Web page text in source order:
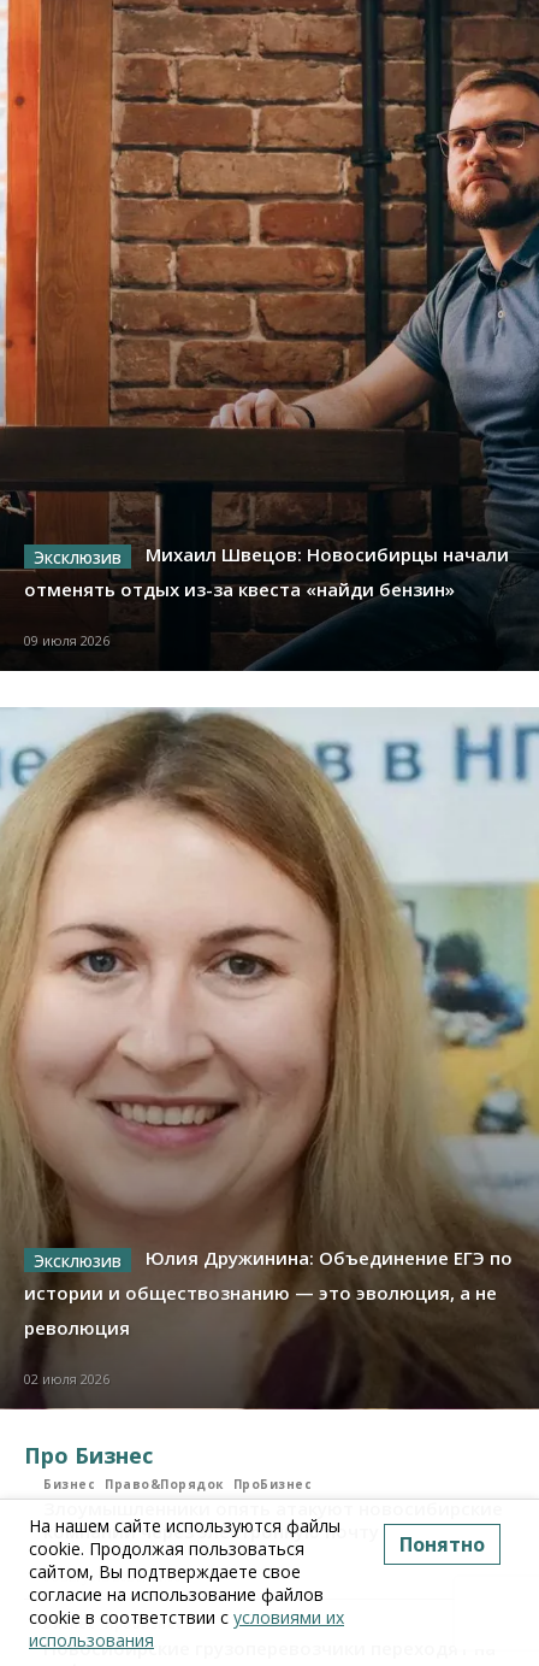
Михаил Швецов: Новосибирцы начали
отменять отдых из-за квеста «найди бензин»
09 июля 2026
Юлия Дружинина: Объединение ЕГЭ по
истории и обществознанию — это эволюция, а не
революция
02 июля 2026
Про Бизнес
Бизнес Право&Порядок ПроБизнес
Злоумышленники опять атакуют новосибирские
компании через электронную почту
06 августа 2026, 11:00
Бизнес ПроБизнес
Новосибирские грузоперевозчики переходят на
На нашем сайте используются файлы
cookie. Продолжая пользоваться
сайтом, Вы подтверждаете свое
согласие на использование файлов
cookie в соответствии с условиями их
использования
Понятно